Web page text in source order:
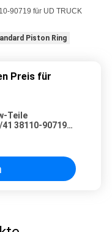
90719 für UD TRUCK
Piston Ring
Preis für
Teile
38110-90719